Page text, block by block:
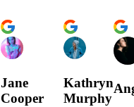
Jane
Cooper
Kathryn
Murphy